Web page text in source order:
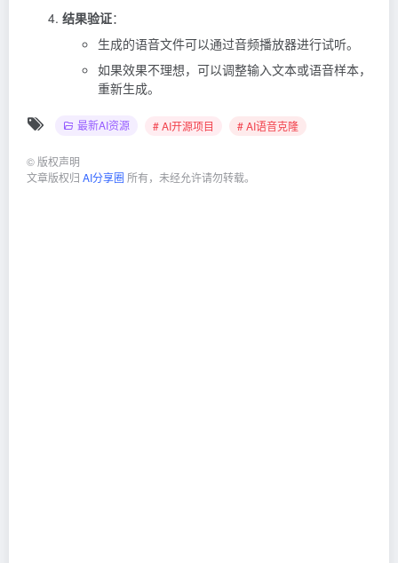
结果验证：
生成的语音文件可以通过音频播放器进行试听。
如果效果不理想，可以调整输入文本或语音样本，
重新生成。
最新AI资源 # AI开源项目 # AI语音克隆
© 版权声明
文章版权归 AI分享圈 所有，未经允许请勿转载。